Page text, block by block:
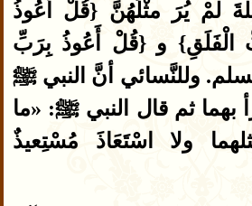
لمْ يُرَ مثْلُهُنَّ {قُلْ أَعُوذُ
الْفَلَقِ} و {قُلْ أَعُوذُ بِرَبِّ
وللنَّسائي أنَّ النبي ﷺ
بهما ثم قال النبي ﷺ: «ما
ولا اسْتَعَاذَ مُسْتِعيذٌ